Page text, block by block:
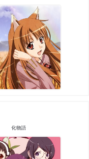
化物語